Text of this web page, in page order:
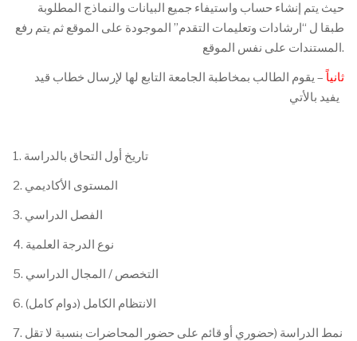
حيث يتم إنشاء حساب واستيفاء جميع البيانات والنماذج المطلوبة
طبقا ل “ارشادات وتعليمات التقدم” الموجودة على الموقع ثم يتم رفع
المستندات على نفس الموقع.
ثانياً – يقوم الطالب بمخاطبة الجامعة التابع لها لإرسال خطاب قيد
2. المستوى الأكاديمي
3. الفصل الدراسي
4. نوع الدرجة العلمية
5. التخصص / المجال الدراسي
6. الانتظام الكامل (دوام كامل)
7. نمط الدراسة (حضوري أو قائم على حضور المحاضرات بنسبة لا تقل